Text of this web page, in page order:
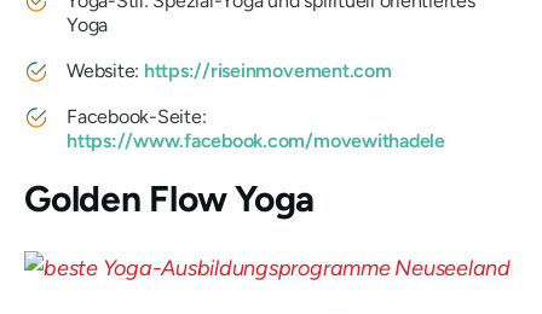
Yoga
Website: https://riseinmovement.com
Facebook-Seite:
https://www.facebook.com/movewithadele
Golden Flow Yoga